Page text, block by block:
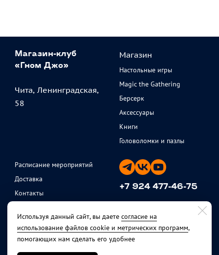
Магазин-клуб
«Гном Джо»
Чита, Ленинградская,
58
Магазин
Настольные игры
Magic the Gathering
Берсерк
Аксессуары
Книги
Головоломки и пазлы
Расписание мероприятий
Доставка
Контакты
Политика
конфиденциальности
+7 924 477-46-75
ежедневно с 11 до 20
Используя данный сайт, вы даете согласие на
использование файлов cookie и метрических программ,
помогающих нам сделать его удобнее